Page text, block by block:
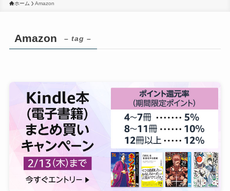
ホーム Amazon
Amazon – tag –